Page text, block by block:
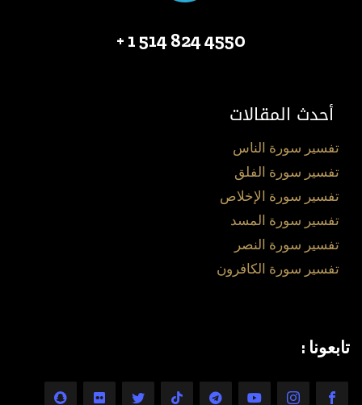
4550 824 514 1 +
أحدث المقالات
تفسير سورة الناس
تفسير سورة الفلق
تفسير سورة الإخلاص
تفسير سورة المسد
تفسير سورة النصر
تفسير سورة الكافرون
تابعونا :